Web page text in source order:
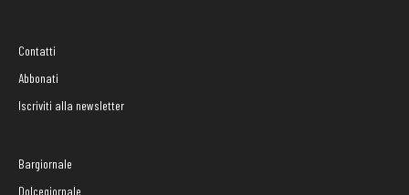
Contatti
Abbonati
Iscriviti alla newsletter
Bargiornale
Dolcegiornale